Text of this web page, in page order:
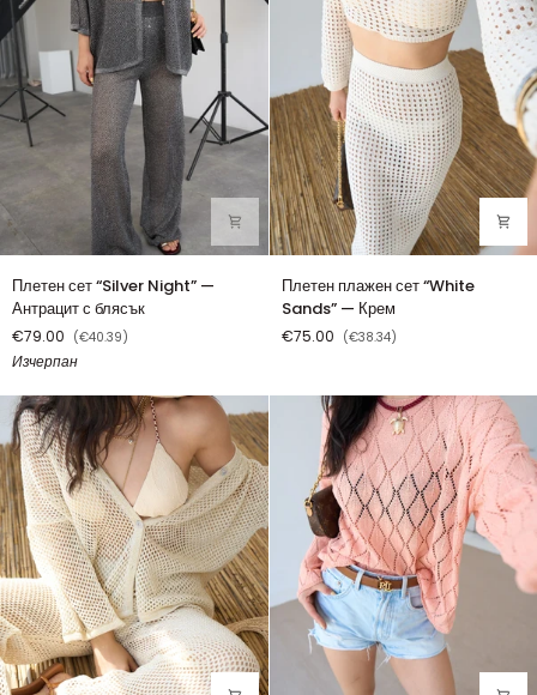
Плетен
сет
“Silver
Night”
—
с
блясък
Плетен сет “Silver Night” —
Антрацит с блясък
€79.00 (€40.39)
Изчерпан
Плетен
плажен
сет
“White
Плетен плажен сет “White
Sands” — Крем
€75.00 (€38.34)